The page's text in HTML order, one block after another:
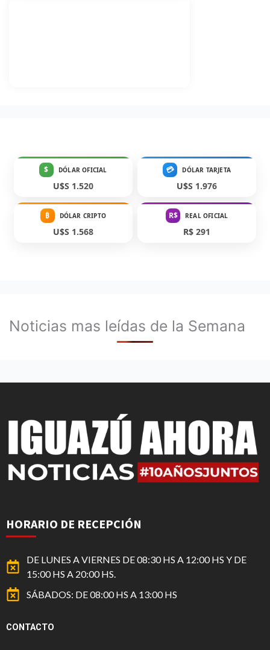
$ DÓLAR OFICIAL
U$S 1.520
💳 DÓLAR TARJETA
U$S 1.976
₿ DÓLAR CRIPTO
U$S 1.568
R$ REAL OFICIAL
R$ 291
Noticias mas leídas de la Semana
HORARIO DE RECEPCIÓN
DE LUNES A VIERNES DE 08:30 HS A 12:00 HS Y DE
15:00 HS A 20:00 HS.
SÁBADOS: DE 08:00 HS A 13:00 HS
CONTACTO